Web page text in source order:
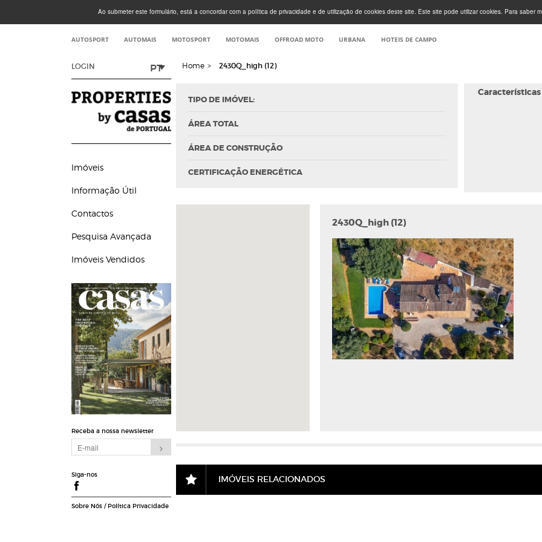
Ao submeter este formulário, está a concordar com a política de privacidade e de utilização de cookies deste site. Este site pode utilizar cookies. Para saber
AUTOSPORT AUTOMAIS MOTOSPORT MOTOMAIS OFFROAD MOTO URBANA HOTEIS DE CAMPO
LOGIN PT
Imóveis
Informação Útil
Contactos
Pesquisa Avançada
Imóveis Vendidos
Receba a nossa newsletter
Siga-nos
Sobre Nós/ Política Privacidade
Home > 2430Q_high (12)
TIPO DE IMÓVEL:
ÁREA TOTAL
ÁREA DE CONSTRUÇÃO
CERTIFICAÇÃO ENERGÉTICA
Características
2430Q_high (12)
IMÓVEIS RELACIONADOS